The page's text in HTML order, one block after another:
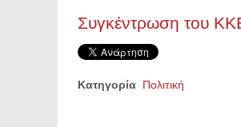
Συγκέντρωση του
Κατηγορία Πολιτική